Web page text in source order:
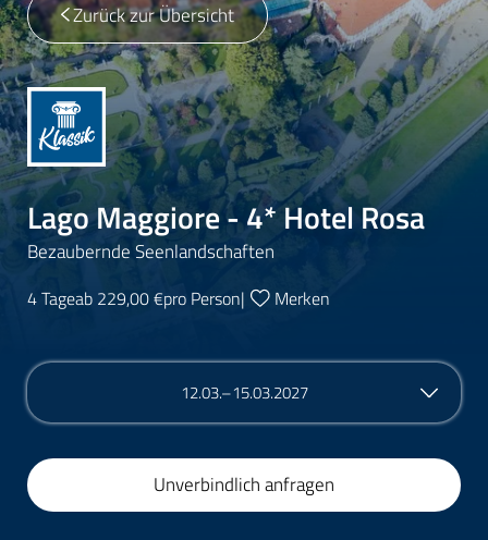
Zurück zur Übersicht
Lago Maggiore - 4* Hotel Rosa
Bezaubernde Seenlandschaften
4 Tageab 229,00 €pro Person| Merken
12.03.–15.03.2027
Unverbindlich anfragen